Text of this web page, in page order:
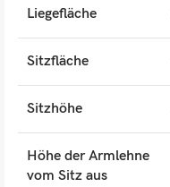
Liegefläche
Sitzfläche
Sitzhöhe
Höhe der Armlehne
vom Sitz aus